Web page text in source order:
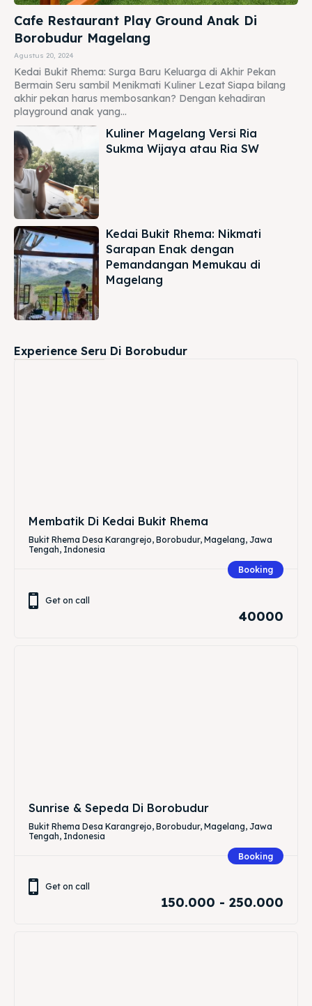
Cafe Restaurant Play Ground Anak Di
Borobudur Magelang
Agustus 20, 2024
Kedai Bukit Rhema: Surga Baru Keluarga di Akhir Pekan
Bermain Seru sambil Menikmati Kuliner Lezat Siapa bilang
akhir pekan harus membosankan? Dengan kehadiran
playground anak yang...
Kuliner Magelang Versi Ria
Sukma Wijaya atau Ria SW
Kedai Bukit Rhema: Nikmati
Sarapan Enak dengan
Pemandangan Memukau di
Magelang
Experience Seru Di Borobudur
Membatik Di Kedai Bukit Rhema
Bukit Rhema Desa Karangrejo, Borobudur, Magelang, Jawa
Tengah, Indonesia
Booking
Get on call
40000
Sunrise & Sepeda Di Borobudur
Bukit Rhema Desa Karangrejo, Borobudur, Magelang, Jawa
Tengah, Indonesia
Booking
Get on call
150.000 - 250.000